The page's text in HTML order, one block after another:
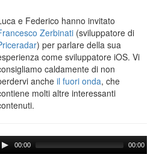
e Federico hanno invitato
Zerbinati (sviluppatore di
) per parlare della sua
come sviluppatore iOS. Vi
caldamente di non
ancheil fuori onda, che
molti altre interessanti
00:00 00:00